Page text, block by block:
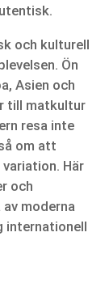
och kulturell
Ön
Asien och
till matkultur
resa inte
om att
Här
och
moderna
internationell